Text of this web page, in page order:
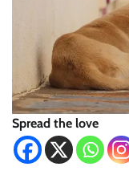
Spread the love